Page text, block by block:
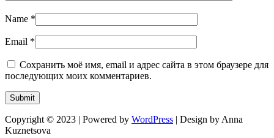
Name *
Email *
Сохранить моё имя, email и адрес сайта в этом браузере для
последующих моих комментариев.
Copyright © 2023 | Powered by WordPress | Design by Anna
Kuznetsova